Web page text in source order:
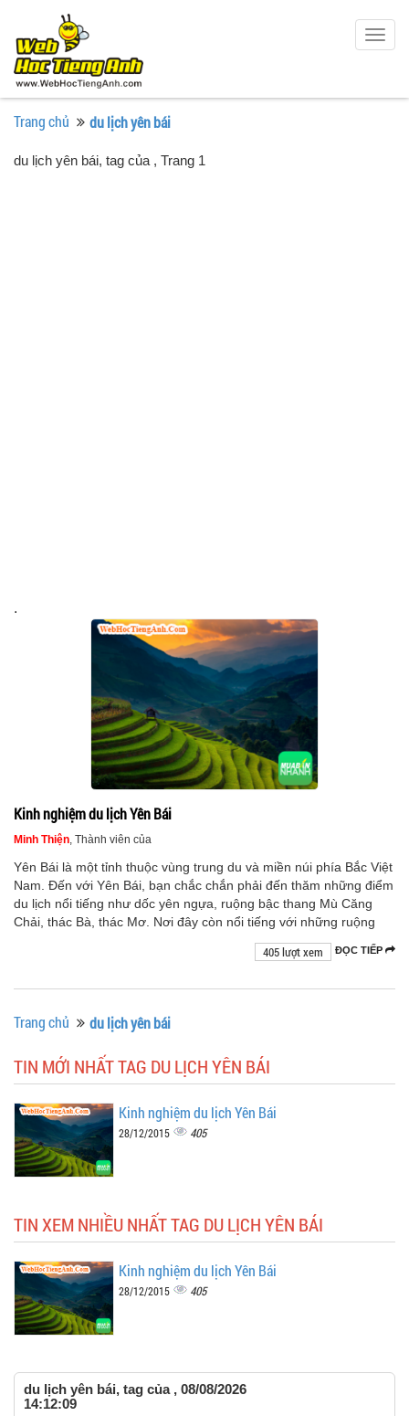
Trang chủ du lịch yên bái
du lịch yên bái, tag của , Trang 1
.
Kinh nghiệm du lịch Yên Bái
Minh Thiện , Thành viên của
Yên Bái là một tỉnh thuộc vùng trung du và miền núi phía Bắc Việt
Nam. Đến với Yên Bái, bạn chắc chắn phải đến thăm những điểm
du lịch nổi tiếng như dốc yên ngựa, ruộng bậc thang Mù Căng
Chải, thác Bà, thác Mơ. Nơi đây còn nổi tiếng với những ruộng
ĐỌC TIẾP
405 lượt xem
Trang chủ du lịch yên bái
TIN MỚI NHẤT TAG DU LỊCH YÊN BÁI
Kinh nghiệm du lịch Yên Bái
28/12/2015 405
TIN XEM NHIỀU NHẤT TAG DU LỊCH YÊN BÁI
Kinh nghiệm du lịch Yên Bái
28/12/2015 405
du lịch yên bái, tag của , 08/08/2026
14:12:09